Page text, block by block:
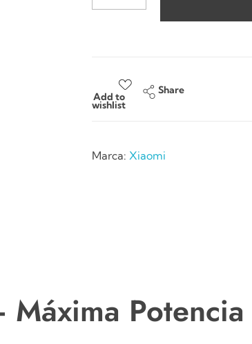
Add to
wishlist
Share
Marca: Xiaomi
Potencia